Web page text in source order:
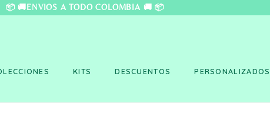
A TODO
KITS DESCUENTOS PERSONALIZADOS